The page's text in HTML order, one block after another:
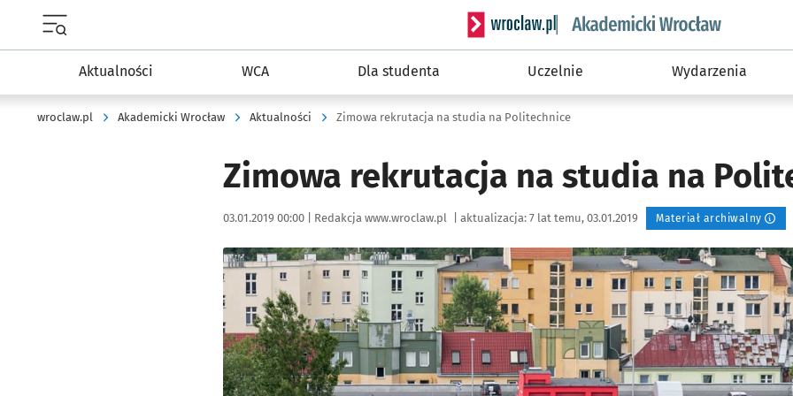
Menu główne portalu wroclaw.pl
Serwis informacyjny wroclaw.pl podserwis:
Aktualności WCA Dla studenta Uczelnie Wydarzenia
wroclaw.pl Akademicki Wrocław Aktualności Zimowa rekrutacja na studia na Politechnice
Zimowa rekrutacja na studia na
Data publikacji:
03.01.2019 00:00 | Autor:
Redakcja www.wroclaw.pl aktualizacja: 7 lat temu, 03.01.2019 Materiał archiwalny
Kliknij, aby powiększyć